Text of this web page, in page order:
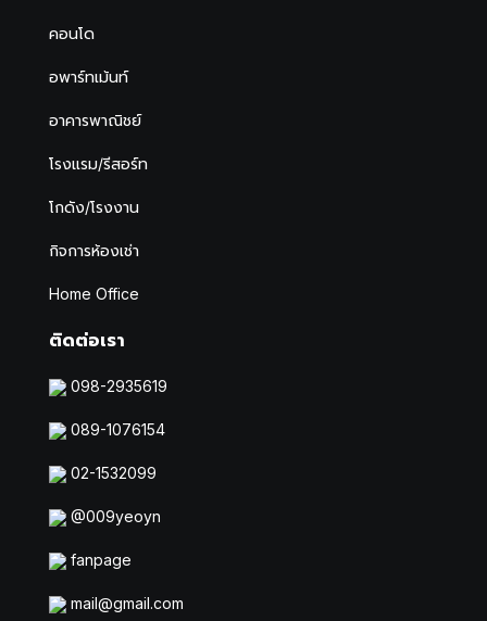
คอนโด
อพาร์ทเม้นท์
อาคารพาณิชย์
โรงแรม/รีสอร์ท
โกดัง/โรงงาน
กิจการห้องเช่า
Home Office
ติดต่อเรา
098-2935619
089-1076154
02-1532099
@009yeoyn
fanpage
mail@gmail.com